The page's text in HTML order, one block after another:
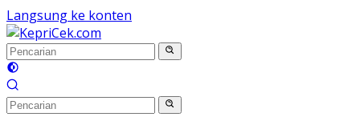
Langsung ke konten